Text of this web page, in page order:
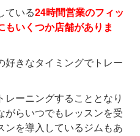
ている24時間営業のフィッ
もいくつか店舗がありま
好きなタイミングでトレー
ーニングすることとなり
がらいつでもレッスンを受
ンを導入しているジムもあ